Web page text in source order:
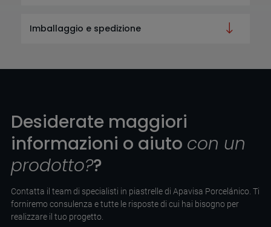
Imballaggio e spedizione
Desiderate maggiori
informazioni o aiuto con un
prodotto??
Contatta il team di specialisti in piastrelle di Apavisa Porcelánico. Ti
forniremo consulenza e tutte le risposte di cui hai bisogno per
realizzare il tuo progetto.